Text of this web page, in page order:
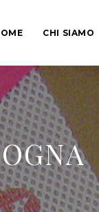
CHI SIAMO